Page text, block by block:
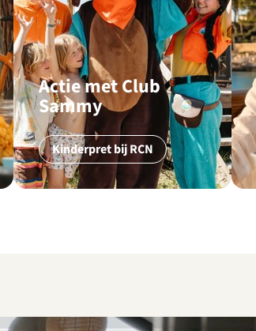
Actie met Club
Sammy
Kinderpret bij RCN